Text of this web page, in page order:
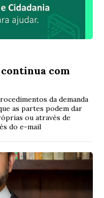
com
da demanda
as partes podem dar
ou através de
do e-mail